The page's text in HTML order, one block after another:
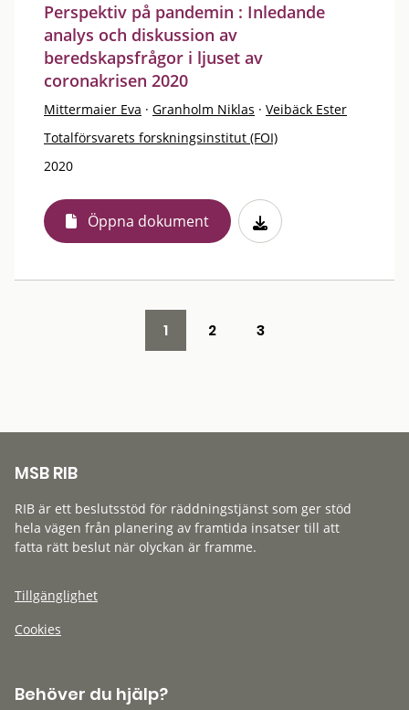
Perspektiv på pandemin : Inledande
analys och diskussion av
beredskapsfrågor i ljuset av
coronakrisen 2020
Mittermaier Eva · Granholm Niklas · Veibäck Ester
Totalförsvarets forskningsinstitut (FOI)
2020
Öppna dokument
1 2 3
MSB RIB
RIB är ett beslutsstöd för räddningstjänst som ger stöd
hela vägen från planering av framtida insatser till att
fatta rätt beslut när olyckan är framme.
Tillgänglighet
Cookies
Behöver du hjälp?